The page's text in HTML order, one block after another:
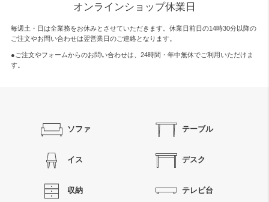
オンラインショップ休業日
毎週土・日は全業務をお休みとさせていただきます。休業日前日の14時30分以降の
ご注文やお問い合わせは翌営業日のご連絡となります。
●ご注文やフォームからのお問い合わせは、 24時間・年中無休でご利用いただけま
す。
ソファ テーブル
イス デスク
収納 テレビ台